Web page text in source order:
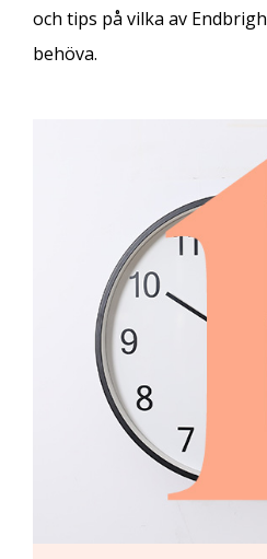
och tips på vilka av
behöva.